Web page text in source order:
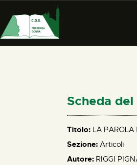
Scheda del
Titolo: LA PAROLA
Sezione: Articoli
Autore: RIGGI